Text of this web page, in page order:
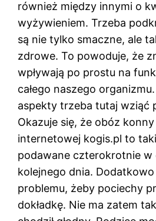
również między innymi o
wyżywieniem. Trzeba
są nie tylko smaczne, ale
zdrowe. To powoduje, że
wpływają po prostu na
całego naszego
aspekty trzeba tutaj wziąć
Okazuje się, że obóz
internetowej kogis.pl to
podawane czterokrotnie w
kolejnego dnia.
problemu, żeby pociechy
dokładkę. Nie ma zatem